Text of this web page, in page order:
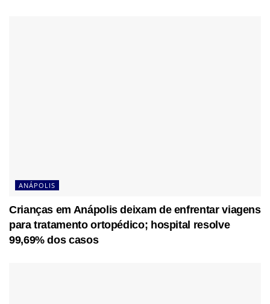
ANÁPOLIS
Crianças em Anápolis deixam de enfrentar viagens
para tratamento ortopédico; hospital resolve
99,69% dos casos